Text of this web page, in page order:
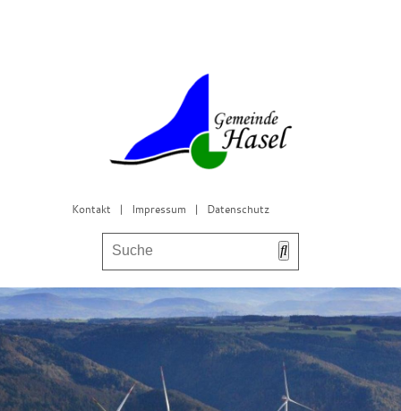
Kontakt | Impressum | Datenschutz
Bürgerservice & Gemeinderat
Leben in Hasel